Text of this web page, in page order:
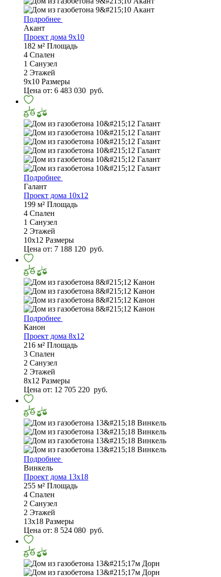
Подробнее
Акант
Проект дома 9х10
182 м² Площадь
4 Спален
1 Санузел
2 Этажей
9х10 Размеры
Цена от: 6 483 030 руб.
Подробнее
Галант
Проект дома 10х12
199 м² Площадь
4 Спален
1 Санузел
2 Этажей
10х12 Размеры
Цена от: 7 188 120 руб.
Подробнее
Канон
Проект дома 8х12
216 м² Площадь
3 Спален
2 Санузел
2 Этажей
8х12 Размеры
Цена от: 12 705 220 руб.
Подробнее
Винкель
Проект дома 13х18
255 м² Площадь
4 Спален
2 Санузел
2 Этажей
13х18 Размеры
Цена от: 8 524 080 руб.